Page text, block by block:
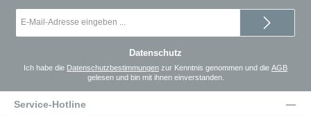
Mail-
Datenschutz
Ich habe die Datenschutzbestimmungen zur Kenntnis genommen und die AGB
gelesen und bin mit ihnen einverstanden.
Service-Hotline